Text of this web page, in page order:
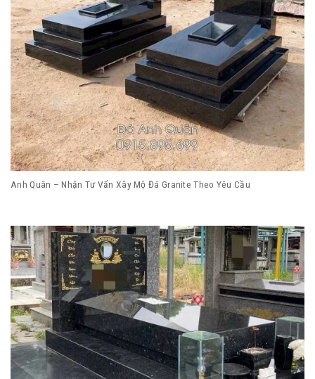
Anh Quân – Nhận Tư Vấn Xây Mộ Đá Granite Theo Yêu Cầu